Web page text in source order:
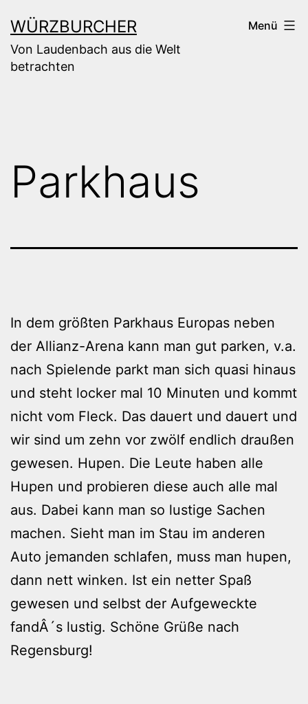
Inhalt
springen
WÜRZBURCHER
Von Laudenbach aus die Welt
betrachten
Menü
Parkhaus
In dem größten Parkhaus Europas neben
der Allianz-Arena kann man gut parken, v.a.
nach Spielende parkt man sich quasi hinaus
und steht locker mal 10 Minuten und kommt
nicht vom Fleck. Das dauert und dauert und
wir sind um zehn vor zwölf endlich draußen
gewesen. Hupen. Die Leute haben alle
Hupen und probieren diese auch alle mal
aus. Dabei kann man so lustige Sachen
machen. Sieht man im Stau im anderen
Auto jemanden schlafen, muss man hupen,
dann nett winken. Ist ein netter Spaß
gewesen und selbst der Aufgeweckte
fandÂ´s lustig. Schöne Grüße nach
Regensburg!